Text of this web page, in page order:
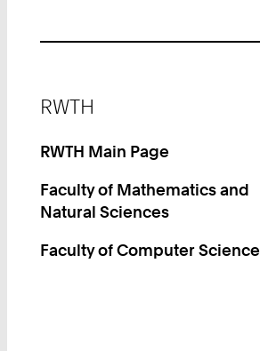
RWTH
RWTH Main Page
Faculty of Mathematics and
Natural Sciences
Faculty of Computer Science